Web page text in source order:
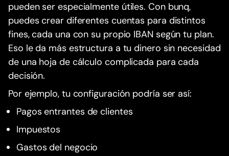
pueden ser especialmente útiles. Con bunq,
puedes crear diferentes cuentas para distintos
fines, cada una con su propio IBAN según tu plan.
Eso le da más estructura a tu dinero sin necesidad
de una hoja de cálculo complicada para cada
decisión.
Por ejemplo, tu configuración podría ser así:
Pagos entrantes de clientes
Impuestos
Gastos del negocio